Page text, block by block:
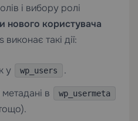
і вибору ролі
нового користувача
такі дії:
у wp_users
.
в
wp_usermeta